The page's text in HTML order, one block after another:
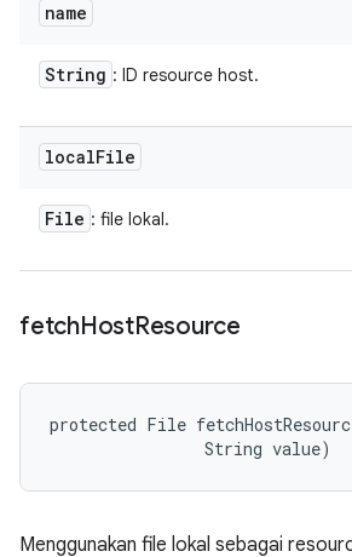
name
String : ID resource host.
localFile
File : file lokal.
fetchHostResource
protected File
                String value)
Menggunakan file lokal sebagai